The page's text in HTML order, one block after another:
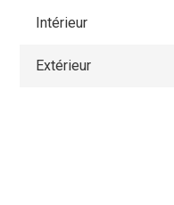
Intérieur
Extérieur